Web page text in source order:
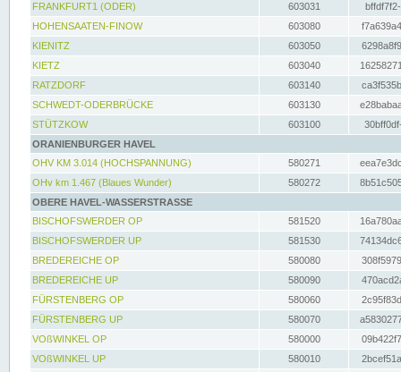
FRANKFURT1 (ODER)
603031
HOHENSAATEN-FINOW
603080
KIENITZ
603050
KIETZ
603040
RATZDORF
603140
SCHWEDT-ODERBRÜCKE
603130
STÜTZKOW
603100
ORANIENBURGER HAVEL
OHV KM 3.014 (HOCHSPANNUNG)
580271
OHv km 1.467 (Blaues Wunder)
580272
OBERE HAVEL-WASSERSTRASSE
BISCHOFSWERDER OP
581520
BISCHOFSWERDER UP
581530
BREDEREICHE OP
580080
BREDEREICHE UP
580090
FÜRSTENBERG OP
580060
FÜRSTENBERG UP
580070
VOßWINKEL OP
580000
VOßWINKEL UP
580010